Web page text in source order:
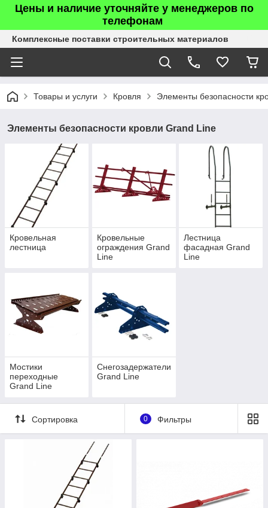
Цены и наличие уточняйте у менеджеров по
телефонам
Комплексные поставки строительных материалов
Товары и услуги Кровля Элементы безопасности
Элементы безопасности кровли Grand Line
Кровельная
лестница
Кровельные
ограждения Grand
Line
Лестница
фасадная Grand
Line
Мостики
переходные
Grand Line
Снегозадержатели
Grand Line
Сортировка 0 Фильтры